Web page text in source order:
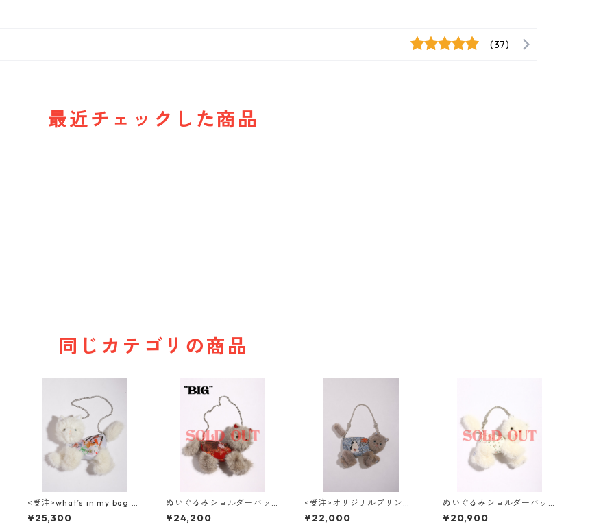
(37)
最近チェックした商品
同じカテゴリの商品
<受注>what’s in my bag ぬ
いぐるみショルダーバッグ(
NO,26 / big )
¥25,300
ぬいぐるみショルダーバッ
グ( NO,10 / big )
¥24,200
<受注>オリジナルプリント
ぬいぐるみショルダーバッ
グ( NO,28 / small)
¥22,000
ぬいぐるみショルダーバッ
グ( NO,3 / small )
¥20,900